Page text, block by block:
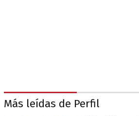
Más leídas de Perfil